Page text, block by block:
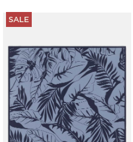
SALE